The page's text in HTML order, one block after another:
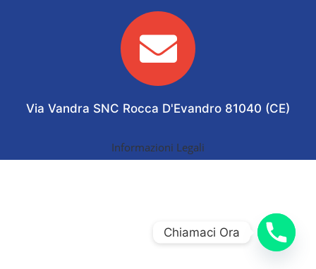
Via Vandra SNC Rocca D'Evandro 81040 (CE)
Informazioni Legali
Chiamaci Ora